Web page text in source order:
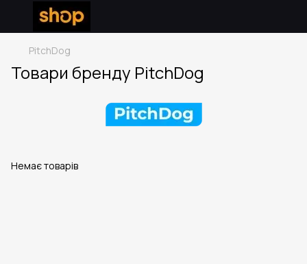
PitchDog
Товари бренду PitchDog
Немає товарів